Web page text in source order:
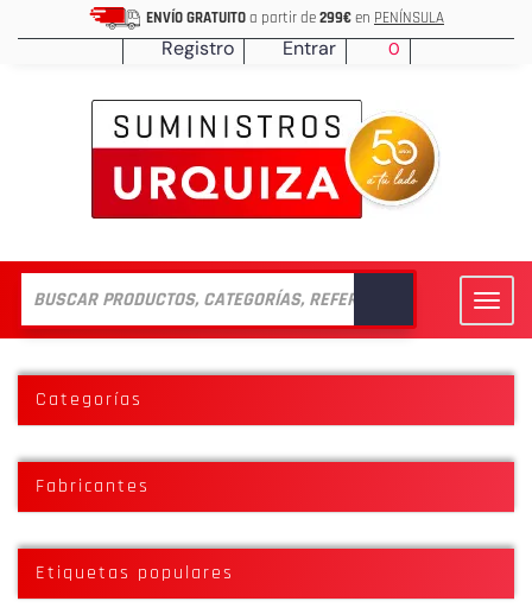
ENVÍO GRATUITOa partir de299€en PENÍNSULA
Registro Entrar 0
Categorías
Fabricantes
Etiquetas populares